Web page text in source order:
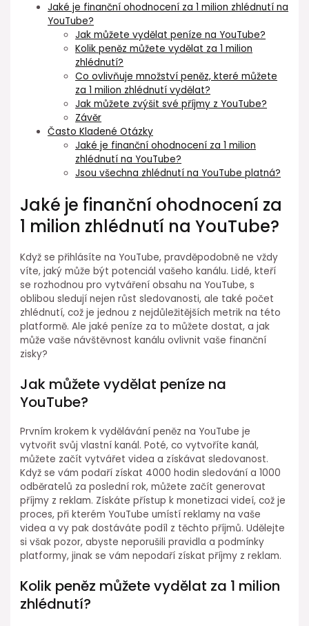
Jaké je finanční ohodnocení za 1 milion zhlédnutí na
YouTube?
Jak můžete vydělat peníze na YouTube?
Kolik peněz můžete vydělat za 1 milion
zhlédnutí?
Co ovlivňuje množství peněz, které můžete
za 1 milion zhlédnutí vydělat?
Jak můžete zvýšit své příjmy z YouTube?
Závěr
Často Kladené Otázky
Jaké je finanční ohodnocení za 1 milion
zhlédnutí na YouTube?
Jsou všechna zhlédnutí na YouTube platná?
Jaké je finanční ohodnocení za
1 milion zhlédnutí na YouTube?
Když se přihlásíte na YouTube, pravděpodobně ne vždy
víte, jaký může být potenciál vašeho kanálu. Lidé, kteří
se rozhodnou pro vytváření obsahu na YouTube, s
oblibou sledují nejen růst sledovanosti, ale také počet
zhlédnutí, což je jednou z nejdůležitějších metrik na této
platformě. Ale jaké peníze za to můžete dostat, a jak
může vaše návštěvnost kanálu ovlivnit vaše finanční
zisky?
Jak můžete vydělat peníze na
YouTube?
Prvním krokem k vydělávání peněz na YouTube je
vytvořit svůj vlastní kanál. Poté, co vytvoříte kanál,
můžete začít vytvářet videa a získávat sledovanost.
Když se vám podaří získat 4000 hodin sledování a 1000
odběratelů za poslední rok, můžete začít generovat
příjmy z reklam. Získáte přístup k monetizaci videí, což je
proces, při kterém YouTube umístí reklamy na vaše
videa a vy pak dostáváte podíl z těchto příjmů. Udělejte
si však pozor, abyste neporušili pravidla a podmínky
platformy, jinak se vám nepodaří získat příjmy z reklam.
Kolik peněz můžete vydělat za 1 milion
zhlédnutí?